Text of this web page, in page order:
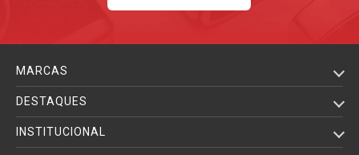
MARCAS
DESTAQUES
INSTITUCIONAL